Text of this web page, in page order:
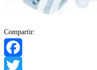
Compartir:
Facebook